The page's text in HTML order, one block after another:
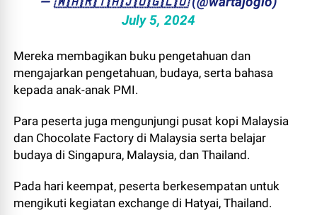
July 5, 2024
Mereka membagikan buku pengetahuan dan
mengajarkan pengetahuan, budaya, serta bahasa
kepada anak-anak PMI.
Para peserta juga mengunjungi pusat kopi Malaysia
dan Chocolate Factory di Malaysia serta belajar
budaya di Singapura, Malaysia, dan Thailand.
Pada hari keempat, peserta berkesempatan untuk
mengikuti kegiatan exchange di Hatyai, Thailand.